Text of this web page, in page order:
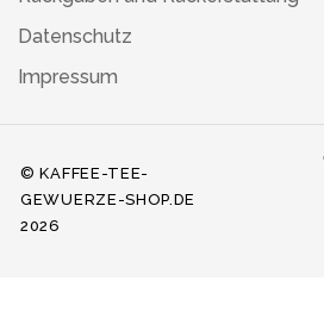
Datenschutz
Impressum
© KAFFEE-TEE-
GEWUERZE-SHOP.DE
2026